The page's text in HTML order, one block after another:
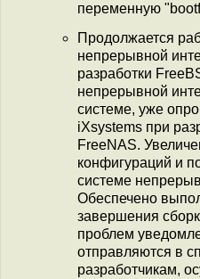
переменную
Продолжается
непрерывной
разработки
непрерывной
системе, уже
iXsystems при
FreeNAS.
конфигураций и
системе
Обеспечено
завершения
проблем
отправляются в
разработчикам,